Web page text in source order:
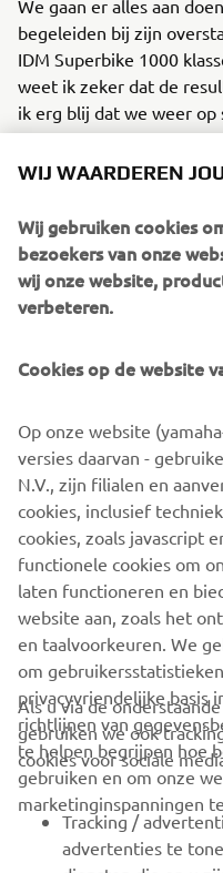
We gaan er alles aan
begeleiden bij zijn
IDM Superbike 1000
weet ik zeker dat de
ik erg blij dat we weer op
rekenen, waarmee we
relatie met Yamaha
Mario Janssen, Country
branche BeNeLux: “We
samenwerking met
vervolg aan kunnen
rijders de kans geeft om
mix belangrijk. Met Rob
veel ervaring binnen, die
Superbike veld. We
hebben er alle
kan komen. We wensen
SWPN team heel veel
2022!”
CORPORATE
VOOR BEDRIJVEN
WIJ WAARDEREN
Wij gebruiken cookies
bezoekers van onze
wij onze website,
verbeteren.
Cookies op de website
Op onze website
versies daarvan -
N.V., zijn filialen en
cookies, inclusief
cookies, zoals javascript
functionele cookies om
laten functioneren en
website aan, zoals het
en taalvoorkeuren. We
om
privacyvriendelijke basis
richtlijnen van
te helpen begrijpen hoe
gebruiken en om onze
marketinginspanningen
Als u via de
gebruiken we ook
cookies voor sociale
Tracking /
advertenties te